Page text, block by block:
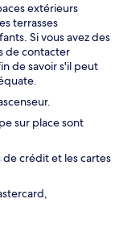
extérieurs
terrasses
Si vous avez des
de contacter
de savoir s'il peut
sur place sont
crédit et les cartes